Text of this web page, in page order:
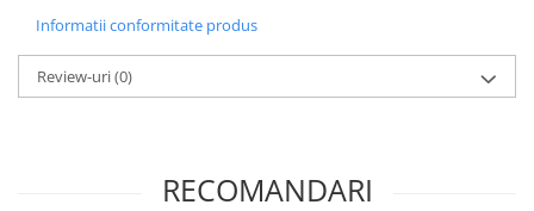
Informatii conformitate produs
Review-uri(0)
RECOMANDARI